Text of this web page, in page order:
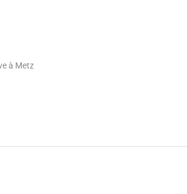
à Metz